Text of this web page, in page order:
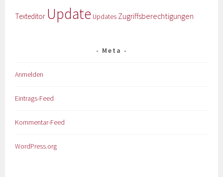
Texteditor Update Updates Zugriffsberechtigungen
Meta
Anmelden
Eintrags-Feed
Kommentar-Feed
WordPress.org